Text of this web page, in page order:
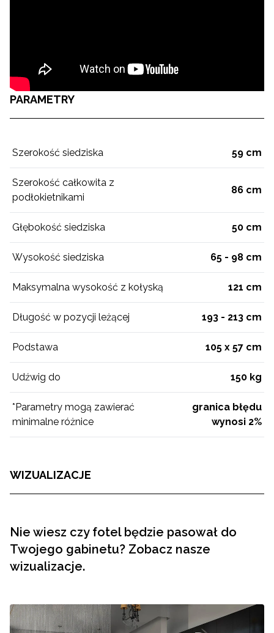
PARAMETRY
Szerokość siedziska 59 cm
Szerokość całkowita z
podłokietnikami
86 cm
Głębokość siedziska 50 cm
Wysokość siedziska 65 - 98 cm
Maksymalna wysokość z kołyską 121 cm
Długość w pozycji leżącej 193 - 213 cm
Podstawa 105 x 57 cm
Udźwig do 150 kg
*Parametry mogą zawierać
minimalne różnice
granica błędu
wynosi 2%
WIZUALIZACJE
Nie wiesz czy fotel będzie pasował do
Twojego gabinetu? Zobacz nasze
wizualizacje.